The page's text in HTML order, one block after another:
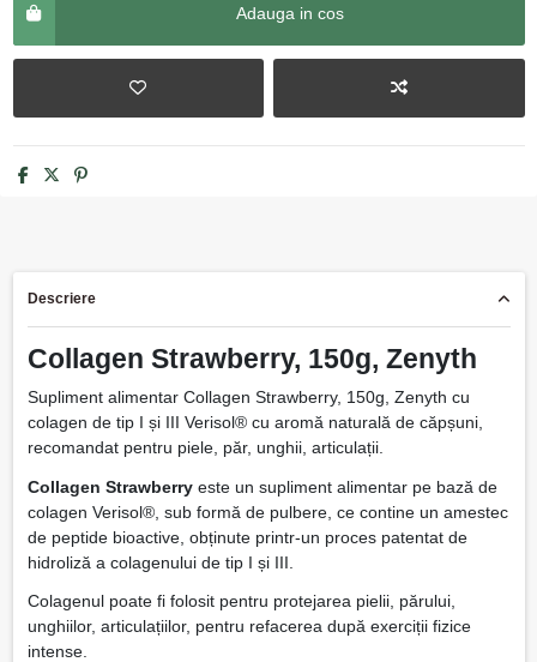
Adauga in cos
Descriere
Collagen Strawberry, 150g, Zenyth
Supliment alimentar Collagen Strawberry, 150g, Zenyth cu
colagen de tip I și III Verisol® cu aromă naturală de căpșuni,
recomandat pentru piele, păr, unghii, articulații.
Collagen Strawberryeste un supliment alimentar pe bază de
colagen Verisol®, sub formă de pulbere, ce contine un amestec
de peptide bioactive, obținute printr-un proces patentat de
hidroliză a colagenului de tip I și III.
Colagenul poate fi folosit pentru protejarea pielii, părului,
unghiilor, articulațiilor, pentru refacerea după exerciții fizice
intense.